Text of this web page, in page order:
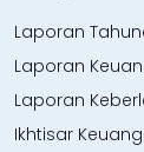
Laporan
Laporan
Laporan
Ikhtisar